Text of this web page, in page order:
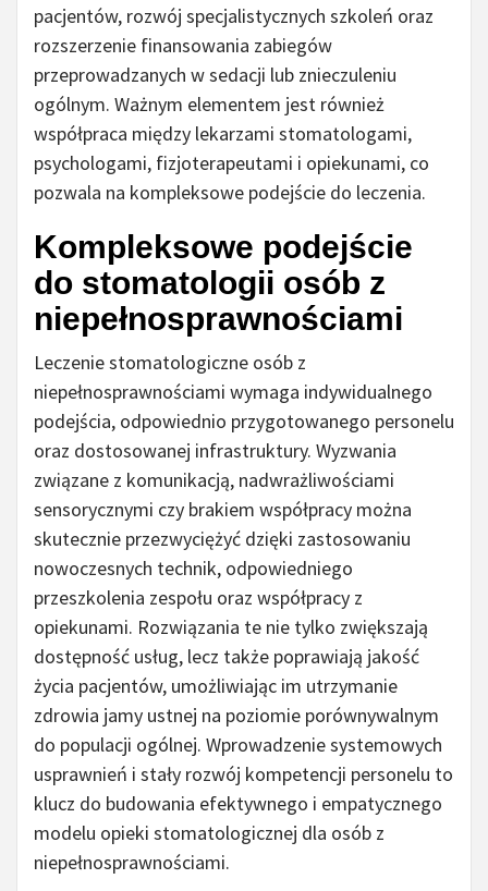
pacjentów, rozwój specjalistycznych szkoleń oraz
rozszerzenie finansowania zabiegów
przeprowadzanych w sedacji lub znieczuleniu
ogólnym. Ważnym elementem jest również
współpraca między lekarzami stomatologami,
psychologami, fizjoterapeutami i opiekunami, co
pozwala na kompleksowe podejście do leczenia.
Kompleksowe podejście
do stomatologii osób z
niepełnosprawnościami
Leczenie stomatologiczne osób z
niepełnosprawnościami wymaga indywidualnego
podejścia, odpowiednio przygotowanego personelu
oraz dostosowanej infrastruktury. Wyzwania
związane z komunikacją, nadwrażliwościami
sensorycznymi czy brakiem współpracy można
skutecznie przezwyciężyć dzięki zastosowaniu
nowoczesnych technik, odpowiedniego
przeszkolenia zespołu oraz współpracy z
opiekunami. Rozwiązania te nie tylko zwiększają
dostępność usług, lecz także poprawiają jakość
życia pacjentów, umożliwiając im utrzymanie
zdrowia jamy ustnej na poziomie porównywalnym
do populacji ogólnej. Wprowadzenie systemowych
usprawnień i stały rozwój kompetencji personelu to
klucz do budowania efektywnego i empatycznego
modelu opieki stomatologicznej dla osób z
niepełnosprawnościami.